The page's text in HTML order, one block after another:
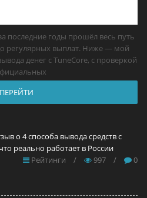
последние годы прошёл весь путь
регулярных выплат. Ниже — мой
денег с TuneCore, с проверкой
ПЕРЕЙТИ
о 4 способа вывода средств с
реально работает в России
Рейтинги
/ 997 / 0